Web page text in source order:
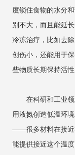
度锁住食物的水分
别不大，而且能延
冷冻治疗，比如去
创伤小，还能用于
些物质长期保持活
在科研和工业领
用液氮创造低温环
——很多材料在接近
能提供接近这个温